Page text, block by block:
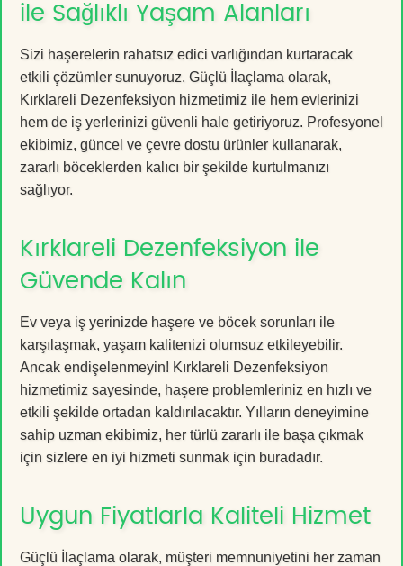
ile Sağlıklı Yaşam Alanları
Sizi haşerelerin rahatsız edici varlığından kurtaracak
etkili çözümler sunuyoruz. Güçlü İlaçlama olarak,
Kırklareli Dezenfeksiyon hizmetimiz ile hem evlerinizi
hem de iş yerlerinizi güvenli hale getiriyoruz. Profesyonel
ekibimiz, güncel ve çevre dostu ürünler kullanarak,
zararlı böceklerden kalıcı bir şekilde kurtulmanızı
sağlıyor.
Kırklareli Dezenfeksiyon ile
Güvende Kalın
Ev veya iş yerinizde haşere ve böcek sorunları ile
karşılaşmak, yaşam kalitenizi olumsuz etkileyebilir.
Ancak endişelenmeyin! Kırklareli Dezenfeksiyon
hizmetimiz sayesinde, haşere problemleriniz en hızlı ve
etkili şekilde ortadan kaldırılacaktır. Yılların deneyimine
sahip uzman ekibimiz, her türlü zararlı ile başa çıkmak
için sizlere en iyi hizmeti sunmak için buradadır.
Uygun Fiyatlarla Kaliteli Hizmet
Güçlü İlaçlama olarak, müşteri memnuniyetini her zaman